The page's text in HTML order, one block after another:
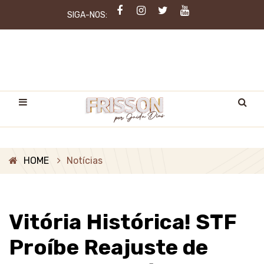
SIGA-NOS:
HOME Notícias
Vitória Histórica! STF
Proíbe Reajuste de